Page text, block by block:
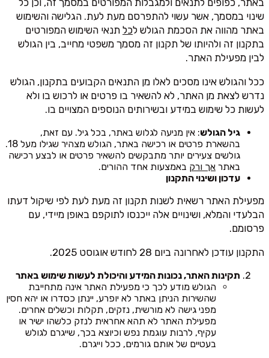
שינוי במסמך, אשר עשוי להתפרסם מעת לעת. הגלישה והשימוש
באתר מהווה את הסכמת הגולש לכל תנאי השימוש המפורטים
בתקנון זה ולהיותו של תקנון זה מסמך משפטי מחייב, בין הגולש
לבין מפעילת האתר.
ככל והגולש אינו מסכים לאלו מן התנאים הקבועים בתקנון, הגולש
נדרש לצאת מן האתר, לא להשאיר בו פרטים או לרכוש בו ולא
לעשות כל שימוש במידע ובשירותים הנוספים המצויים בו.
גיל הגולש: אין מניעה לגלוש באתר, בכל גיל. עם זאת,
בהשארת פרטים או רכישה באתר, הגולש מצהיר שגילו מעל 18.
גולשים צעירים יותר מתבקשים להשאיר פרטים או לבצע רכישה
באתר אך ורק באמצעות אחד ההורים.
עדכון ושינוי התקנון
מפעילת האתר רשאית לשנות תקנון זה מעת לעת לפי שיקול דעתו
הבלעדי והמלא, ושינויים אלה ייכנסו לתוקפם באופן מיידי, עם
פרסומם.
התקנון עודכן לאחרונה ביום 28 לחודש אוגוסט 2025.
תקינות האתר, נכונות המידע והיכולת לעשות שימוש באתר
הגולש מודע לכך כי מפעילת האתר אינה מתחייבת
שהשירות הניתן באתר לא יופרע, יינתן כסדרו או יהא חסין
מפני גישה לא מורשית, נזקים, תקלות וכשלים אחרים.
מפעילת האתר לא תהא אחראית לנזק כלשהו ישיר או
עקיף, לרבות עוגמת נפש וכיוצא בכך, שייגרם לגולש
בעטיים של אותם גורמים, ככל וייגרם.